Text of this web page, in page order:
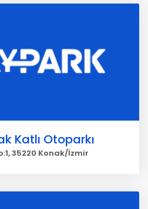
Katlı Otoparkı
35220 Konak/İzmir